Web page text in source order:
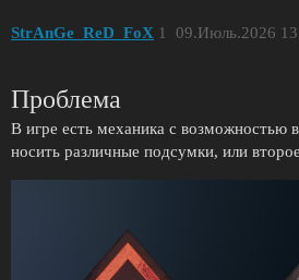
StrAnGe_ReD_FoX 09.Июль.2026
1
Проблема
В игре есть механика с возможностью
носить различные подсумки, или